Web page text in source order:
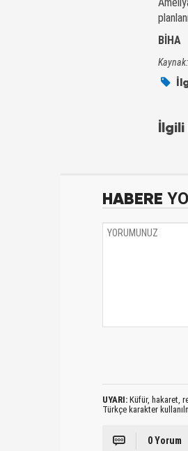
BİHA
Kaynak:
HABERE
UYARI: Küfür, hakaret,
Türkçe karakter
0 Yorum